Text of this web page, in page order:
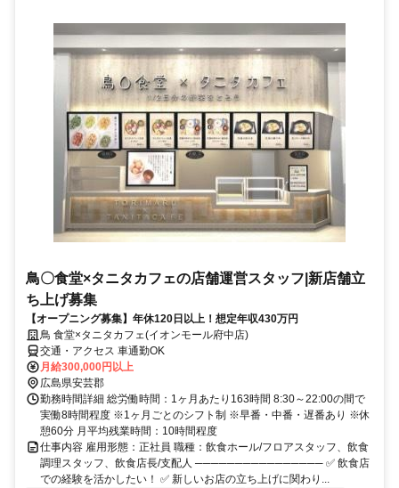
鳥〇食堂×タニタカフェの店舗運営スタッフ|新店舗立
ち上げ募集
【オープニング募集】年休120日以上！想定年収430万円
鳥 食堂×タニタカフェ(イオンモール府中店)
交通・アクセス 車通勤OK
月給300,000円以上
広島県安芸郡
勤務時間詳細 総労働時間：1ヶ月あたり163時間 8:30～22:00の間で
実働8時間程度 ※1ヶ月ごとのシフト制 ※早番・中番・遅番あり ※休
憩60分 月平均残業時間：10時間程度
仕事内容 雇用形態：正社員 職種：飲食ホール/フロアスタッフ、飲食
調理スタッフ、飲食店長/支配人 ──────────────── ✅ 飲食店
での経験を活かしたい！ ✅ 新しいお店の立ち上げに関わり...